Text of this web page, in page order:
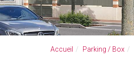
Accueil Parking / Box